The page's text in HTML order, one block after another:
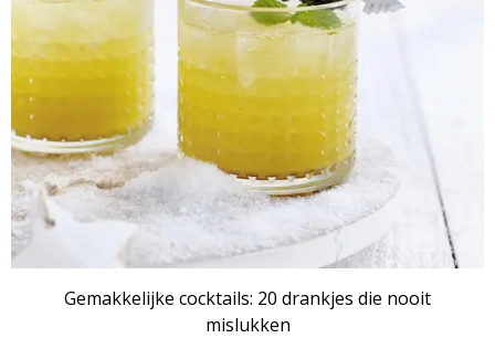
Gemakkelijke cocktails: 20 drankjes die nooit
mislukken